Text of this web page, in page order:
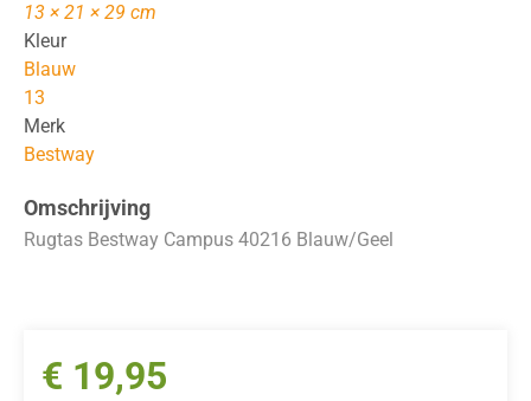
13 × 21 × 29 cm
Kleur
Blauw
13
Merk
Bestway
Omschrijving
Rugtas Bestway Campus 40216 Blauw/Geel
€ 19,95